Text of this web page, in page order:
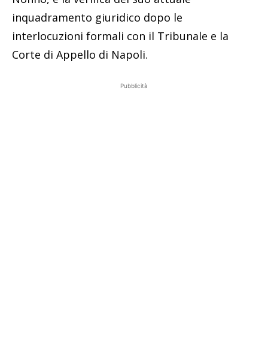
inquadramento giuridico dopo le
interlocuzioni formali con il Tribunale e la
Corte di Appello di Napoli.
Pubblicità